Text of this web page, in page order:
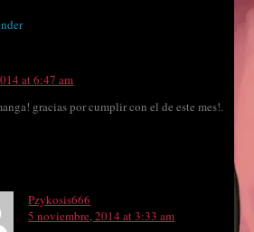
at 6:47 am
gracias por cumplir con el de este mes!.
Pzykosis666
5 noviembre, 2014 at 3:33 am